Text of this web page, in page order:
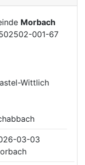
Morbach
001-67
Wittlich
03-03